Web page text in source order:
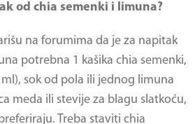
od chia semenki i limuna?
na forumima da je za napitak
potrebna 1 kašika chia semenki,
ml), sok od pola ili jednog limuna
meda ili stevije za blagu slatkoću,
Treba staviti chia